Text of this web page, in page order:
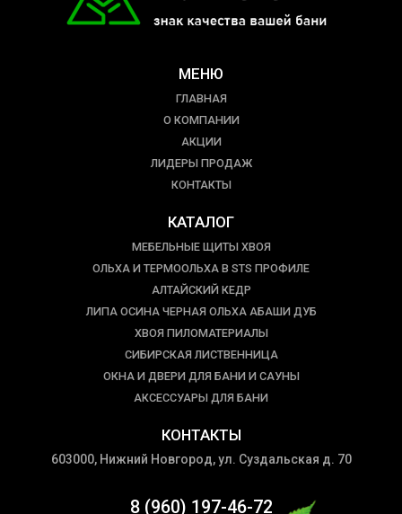
МЕНЮ
ГЛАВНАЯ
О КОМПАНИИ
АКЦИИ
ЛИДЕРЫ ПРОДАЖ
КОНТАКТЫ
КАТАЛОГ
МЕБЕЛЬНЫЕ ЩИТЫ ХВОЯ
ОЛЬХА И ТЕРМООЛЬХА В STS ПРОФИЛЕ
АЛТАЙСКИЙ КЕДР
ЛИПА ОСИНА ЧЕРНАЯ ОЛЬХА АБАШИ ДУБ
ХВОЯ ПИЛОМАТЕРИАЛЫ
СИБИРСКАЯ ЛИСТВЕННИЦА
ОКНА И ДВЕРИ ДЛЯ БАНИ И САУНЫ
АКСЕССУАРЫ ДЛЯ БАНИ
КОНТАКТЫ
603000, Нижний Новгород, ул. Суздальская д. 70
8 (960) 197-46-72